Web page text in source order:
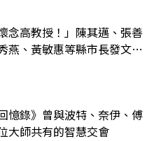
念高教授！」陳其邁、張善
燕、黃敏惠等縣市長發文弔
憶錄》曾與波特、奈伊、傅
大師共有的智慧交會